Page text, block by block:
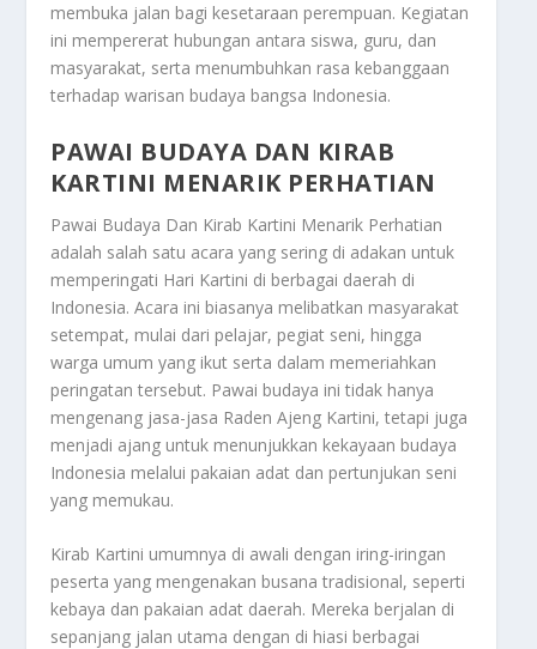
membuka jalan bagi kesetaraan perempuan. Kegiatan
ini mempererat hubungan antara siswa, guru, dan
masyarakat, serta menumbuhkan rasa kebanggaan
terhadap warisan budaya bangsa Indonesia.
PAWAI BUDAYA DAN KIRAB
KARTINI MENARIK PERHATIAN
Pawai Budaya Dan Kirab Kartini Menarik Perhatian
adalah salah satu acara yang sering di adakan untuk
memperingati Hari Kartini di berbagai daerah di
Indonesia. Acara ini biasanya melibatkan masyarakat
setempat, mulai dari pelajar, pegiat seni, hingga
warga umum yang ikut serta dalam memeriahkan
peringatan tersebut. Pawai budaya ini tidak hanya
mengenang jasa-jasa Raden Ajeng Kartini, tetapi juga
menjadi ajang untuk menunjukkan kekayaan budaya
Indonesia melalui pakaian adat dan pertunjukan seni
yang memukau.
Kirab Kartini umumnya di awali dengan iring-iringan
peserta yang mengenakan busana tradisional, seperti
kebaya dan pakaian adat daerah. Mereka berjalan di
sepanjang jalan utama dengan di hiasi berbagai